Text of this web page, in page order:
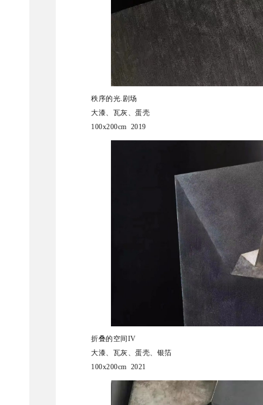
秩序的光.剧场
大漆、瓦灰、蛋壳
100x200cm 2019
折叠的空间IV
大漆、瓦灰、蛋壳、银箔
100x200cm 2021